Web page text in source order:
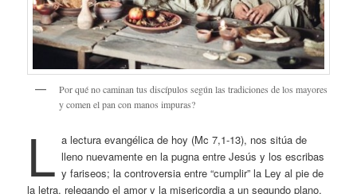
Por qué no caminan tus discípulos según las tradiciones de los mayores
y comen el pan con manos impuras?
L a lectura evangélica de hoy (Mc 7,1-13), nos sitúa de
lleno nuevamente en la pugna entre Jesús y los escribas
y fariseos; la controversia entre “cumplir” la Ley al pie de
la letra, relegando el amor y la misericordia a un segundo plano,